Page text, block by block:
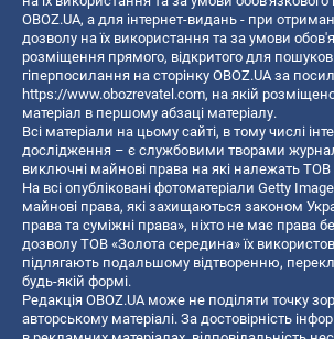
OBOZ.UA, а для інтернет-видань - при
дозволу на їх використання та за умови
розміщення прямого, відкритого для
гіперпосилання на сторінку OBOZ.UA за
https://www.obozrevatel.com, на якій
матеріал в першому абзаці матеріалу.
Всі матеріали на цьому сайті, в тому числі
дослідження – є службовими творами
виключні майнові права на які належать
На всі опубліковані фотоматеріали Getty
майнові права, які захищаються законом
права та суміжні права», ніхто не має права
дозволу ТОВ «Золота середина» їх
підлягають подальшому відтворенню,
будь-якій формі.
Редакція OBOZ.UA може не поділяти точку
авторському матеріалі. За достовірність